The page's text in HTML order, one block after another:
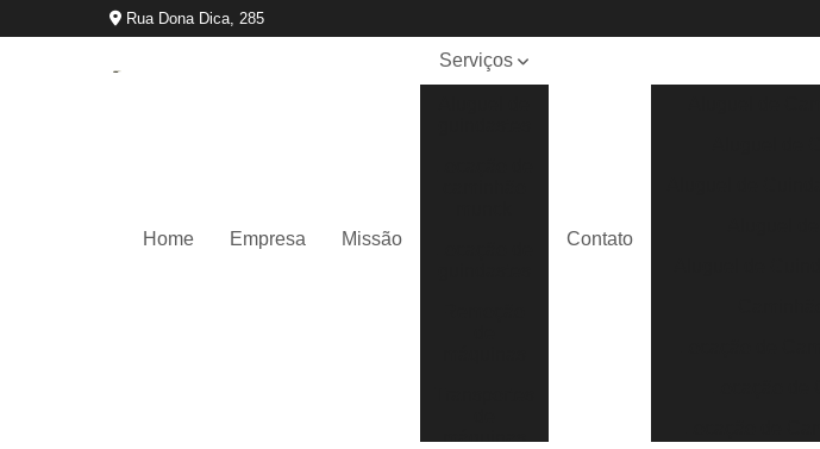
Rua Dona Dica, 285
Home Empresa Missão
Serviços
máquinas
Contato